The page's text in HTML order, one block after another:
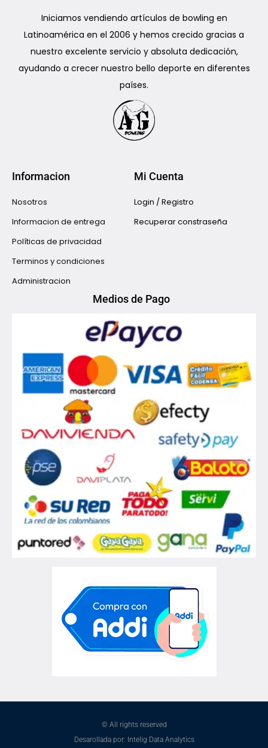
Iniciamos vendiendo artículos de bowling en
Latinoamérica en el 2006 y hemos crecido gracias a
nuestro excelente servicio y absoluta dedicación,
ayudando a crecer nuestro bello deporte en diferentes
países.
Informacion
Nosotros
Informacion de entrega
Políticas de privacidad
Terminos y condiciones
Administracion
Mi Cuenta
Login / Registro
Recuperar constraseña
Medios de Pago
© All rights reserved
Desarollada por: Intelig Data Analytics